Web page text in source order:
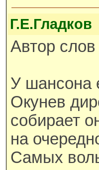
Г.Е.Гладков
Автор
У шансона
Окунев
собирает
на
Самых